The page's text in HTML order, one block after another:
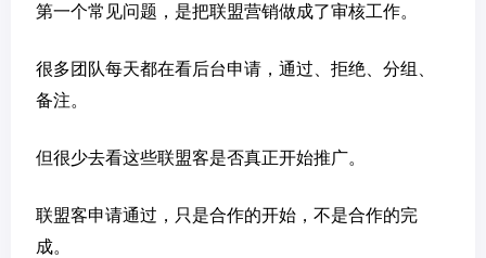
第一个常见问题，是把联盟营销做成了审核工作。
很多团队每天都在看后台申请，通过、拒绝、分组、
备注。
但很少去看这些联盟客是否真正开始推广。
联盟客申请通过，只是合作的开始，不是合作的完
成。